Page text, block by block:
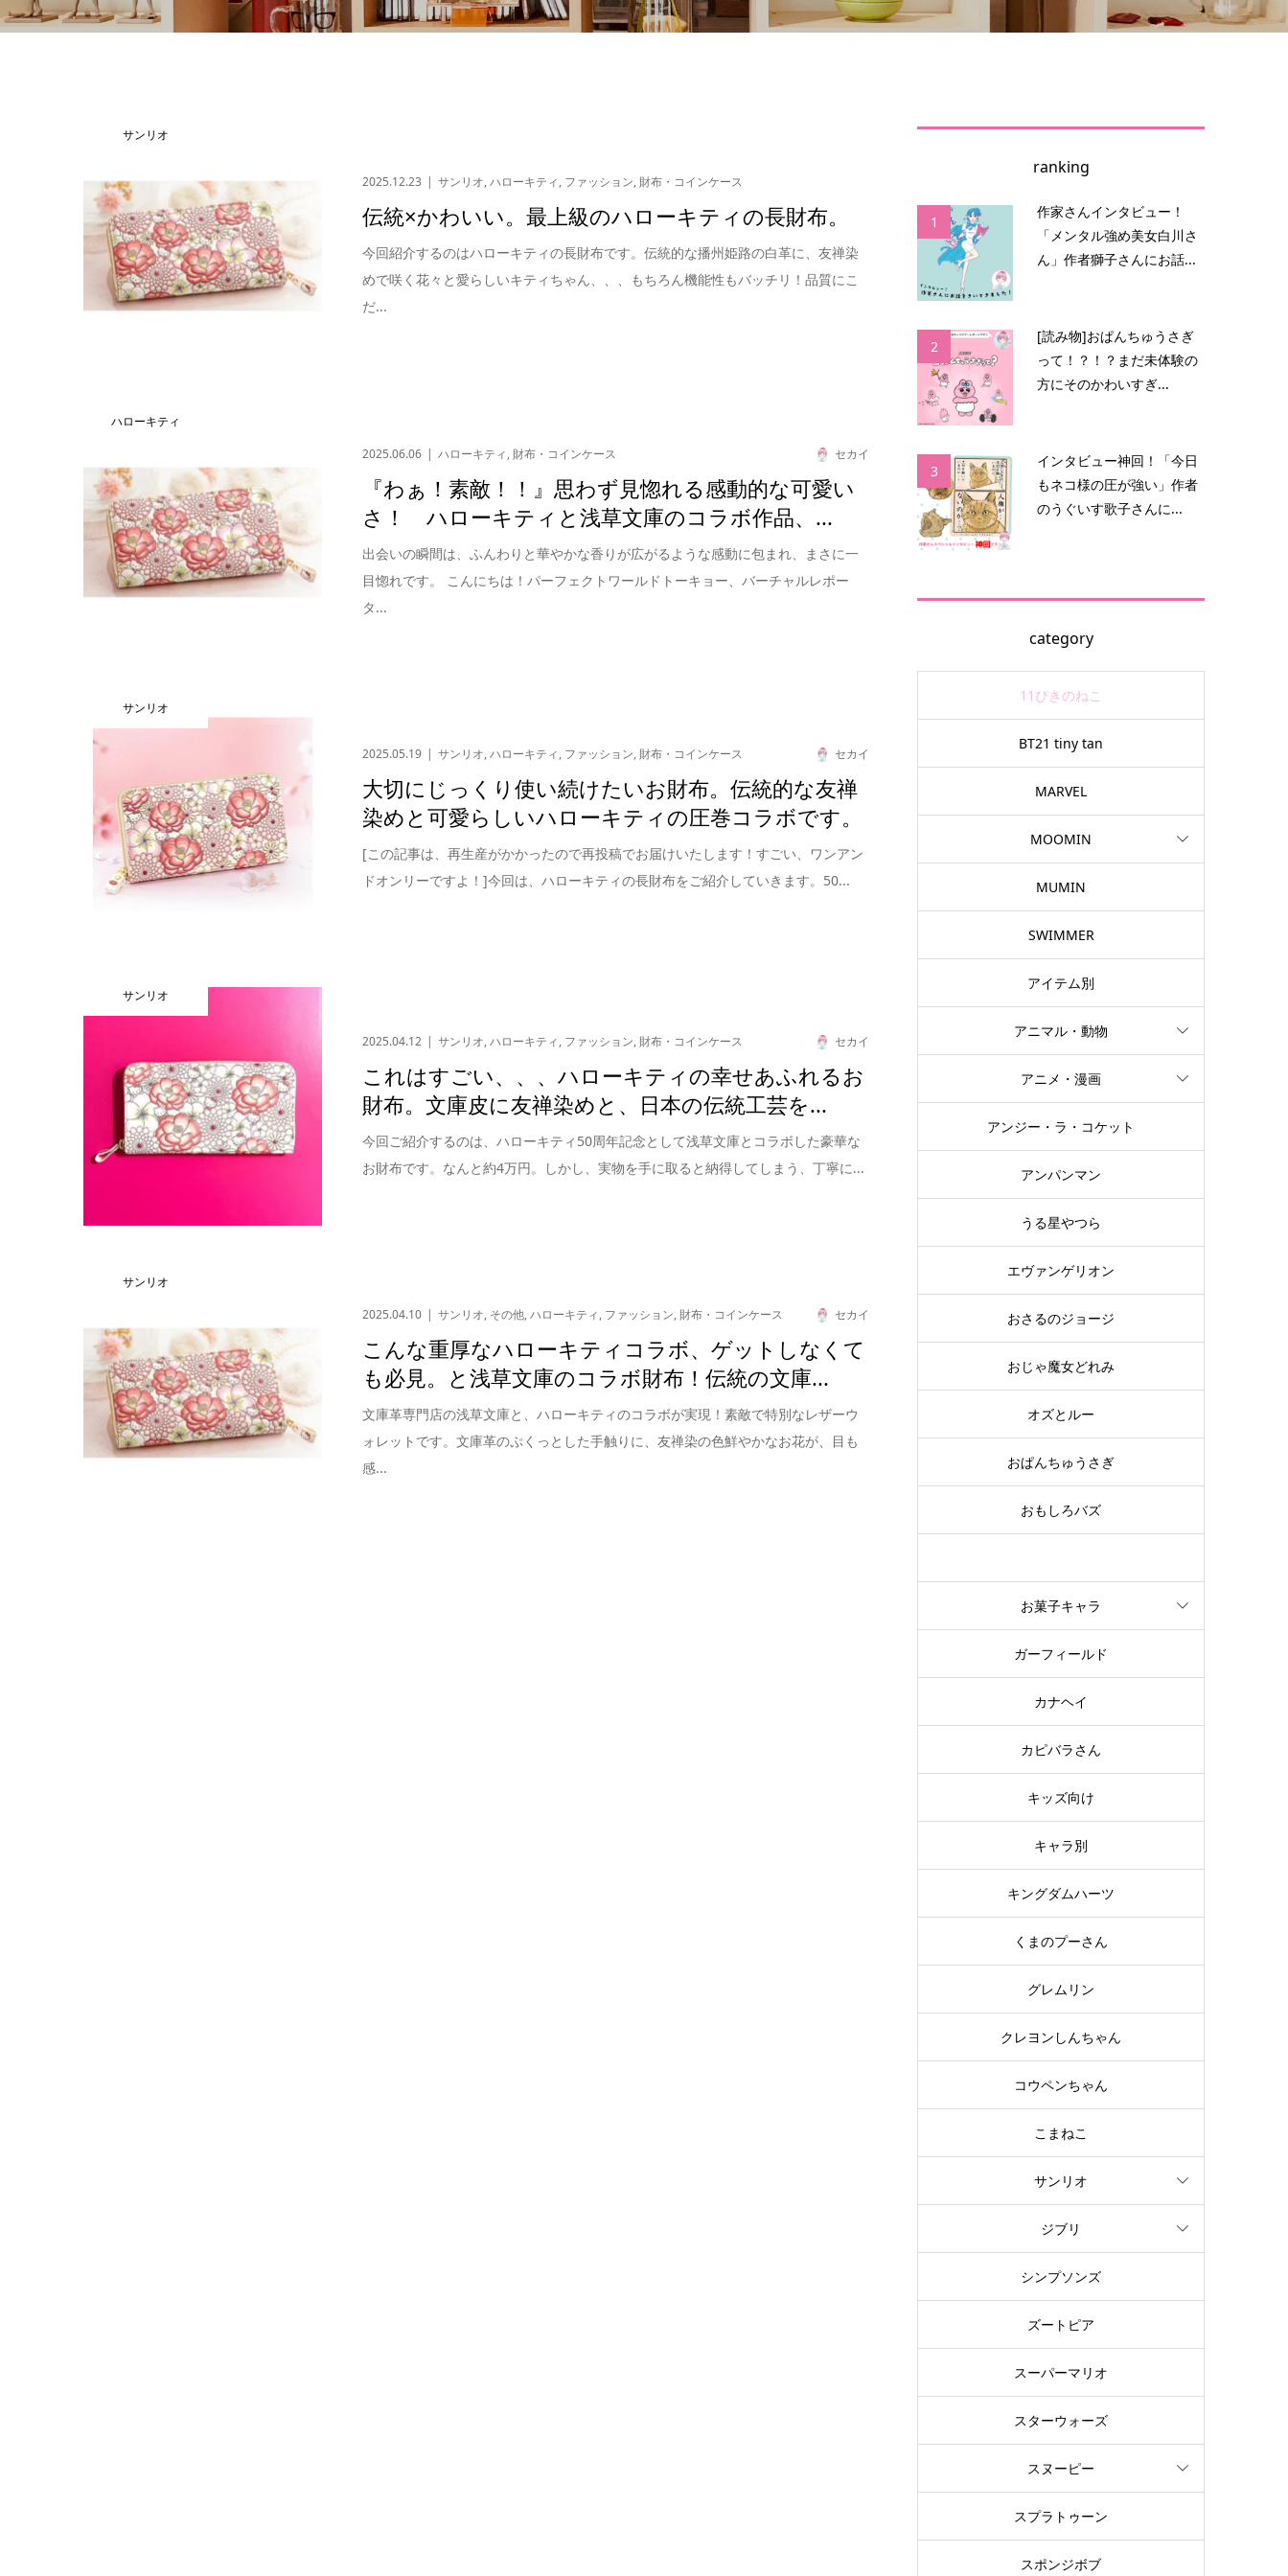
サンリオ
2025.12.23 サンリオ,ハローキティ, ファッション, 財布・コインケース
伝統×かわいい。最上級のハローキティの長財布。
今回紹介するのはハローキティの長財布です。伝統的な播州姫路の白革に、友禅染
めで咲く花々と愛らしいキティちゃん、、、もちろん機能性もバッチリ！品質にこ
だ...
ハローキティ
2025.06.06 ハローキティ, 財布・コインケース セカイ
『わぁ！素敵！！』思わず見惚れる感動的な可愛い
さ！ ハローキティと浅草文庫のコラボ作品、...
出会いの瞬間は、ふんわりと華やかな香りが広がるような感動に包まれ、まさに一
目惚れです。 こんにちは！パーフェクトワールドトーキョー、バーチャルレポー
タ...
サンリオ
2025.05.19 サンリオ,ハローキティ, ファッション,財布・コインケース セカイ
大切にじっくり使い続けたいお財布。伝統的な友禅
染めと可愛らしいハローキティの圧巻コラボです。
[この記事は、再生産がかかったので再投稿でお届けいたします！すごい、ワンアン
ドオンリーですよ！]今回は、ハローキティの長財布をご紹介していきます。50...
サンリオ
2025.04.12 サンリオ,ハローキティ, ファッション, 財布・コインケース セカイ
これはすごい、、、ハローキティの幸せあふれるお
財布。文庫皮に友禅染めと、日本の伝統工芸を...
今回ご紹介するのは、ハローキティ50周年記念として浅草文庫とコラボした豪華な
お財布です。なんと約4万円。しかし、実物を手に取ると納得してしまう、丁寧に...
サンリオ
2025.04.10 サンリオ, その他,ハローキティ, ファッション, 財布・コインケース セカイ
こんな重厚なハローキティコラボ、ゲットしなくて
も必見。と浅草文庫のコラボ財布！伝統の文庫...
文庫革専門店の浅草文庫と、ハローキティのコラボが実現！素敵で特別なレザーウ
ォレットです。文庫革のぷくっとした手触りに、友禅染の色鮮やかなお花が、目も
感...
ranking
1
作家さんインタビュー！
「メンタル強め美女白川さ
ん」作者獅子さんにお話...
2
[読み物]おぱんちゅうさぎ
って！？！？まだ未体験の
方にそのかわいすぎ...
3
インタビュー神回！「今日
もネコ様の圧が強い」作者
のうぐいす歌子さんに...
category
11ぴきのねこ
BT21 tiny tan
MARVEL
MOOMIN
MUMIN
SWIMMER
アイテム別
アニマル・動物
アニメ・漫画
アンジー・ラ・コケット
アンパンマン
うる星やつら
エヴァンゲリオン
おさるのジョージ
おじゃ魔女どれみ
オズとルー
おぱんちゅうさぎ
おもしろバズ
お菓子キャラ
ガーフィールド
カナヘイ
カピバラさん
キッズ向け
キャラ別
キングダムハーツ
くまのプーさん
グレムリン
クレヨンしんちゃん
コウペンちゃん
こまねこ
サンリオ
ジブリ
シンプソンズ
ズートピア
スーパーマリオ
スターウォーズ
スヌーピー
スプラトゥーン
スポンジボブ